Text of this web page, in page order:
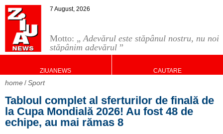
Motto: „Adevărul este stăpânul nostru, nu noi
stăpânim adevărul ”
7 August, 2026
ZIUANEWS CAUTARE
home Sport
Tabloul complet al sferturilor de finală de
la Cupa Mondială 2026! Au fost 48 de
echipe, au mai rămas 8